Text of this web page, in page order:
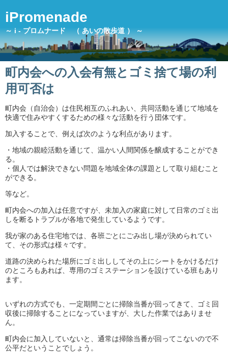
iPromenade
～ i - プロムナード （ あいの散歩道 ） ～
町内会への入会有無とゴミ捨て場の利
用可否は
町内会（自治会）は住民相互のふれあい、共同活動を通じて地域を
快適で住みやすくするための様々な活動を行う団体です。
加入することで、例えば次のような利点があります。
・地域の親睦活動を通じて、温かい人間関係を醸成することができ
る。
・個人では解決できない問題を地域全体の課題として取り組むこと
ができる。
等など。
町内会への加入は任意ですが、未加入の家庭に対して日常のゴミ出
しを断るトラブルが各地で発生しているようです。
我が家のある住宅地では、各班ごとにごみ出し場が決められてい
て、その形式は様々です。
道路の決められた場所にゴミ出ししてその上にシートをかけるだけ
のところもあれば、専用のゴミステーションを設けている班もあり
ます。
いずれの方式でも、一定期間ごとに掃除当番が回ってきて、ゴミ回
収後に掃除することになっていますが、大した作業ではありませ
ん。
町内会に加入していないと、通常は掃除当番が回ってこないので不
公平だということでしょう。